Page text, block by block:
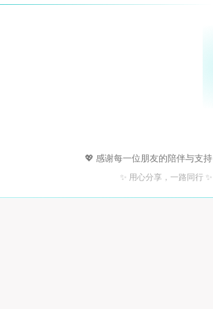
💖 感谢每一位朋友的陪伴与支持
✨ 用心分享，一路同行 ✨